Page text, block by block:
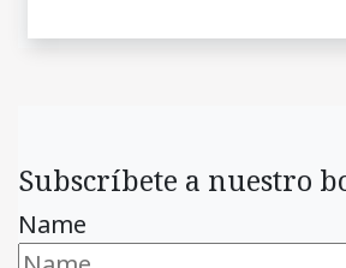
Subscríbete a nuestro
Name